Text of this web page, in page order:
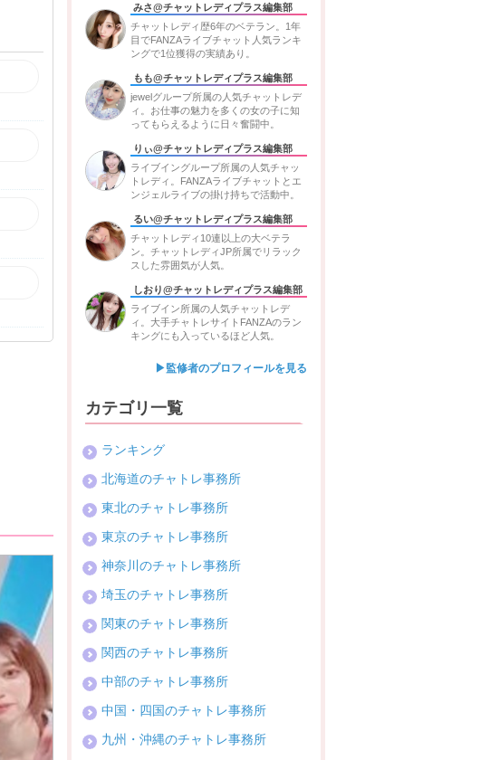
みさ@チャットレディプラス編集部
チャットレディ歴6年のベテラン。1年
目でFANZAライブチャット人気ランキ
ングで1位獲得の実績あり。
もも@チャットレディプラス編集部
jewelグループ所属の人気チャットレデ
ィ。お仕事の魅力を多くの女の子に知
ってもらえるように日々奮闘中。
りぃ@チャットレディプラス編集部
ライブイングループ所属の人気チャッ
トレディ。FANZAライブチャットとエ
ンジェルライブの掛け持ちで活動中。
るい@チャットレディプラス編集部
チャットレディ10連以上の大ベテラ
ン。チャットレディJP所属でリラック
スした雰囲気が人気。
しおり@チャットレディプラス編集部
ライブイン所属の人気チャットレデ
ィ。大手チャトレサイトFANZAのラン
キングにも入っているほど人気。
▶監修者のプロフィールを見る
カテゴリ一覧
ランキング
北海道のチャトレ事務所
東北のチャトレ事務所
東京のチャトレ事務所
神奈川のチャトレ事務所
埼玉のチャトレ事務所
関東のチャトレ事務所
関西のチャトレ事務所
中部のチャトレ事務所
中国・四国のチャトレ事務所
九州・沖縄のチャトレ事務所